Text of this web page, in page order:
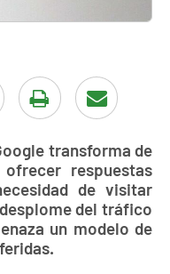
transforma de
respuestas
de visitar
del tráfico
un modelo de